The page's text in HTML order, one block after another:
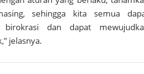
sehingga kita semua
dan dapat
jelasnya.